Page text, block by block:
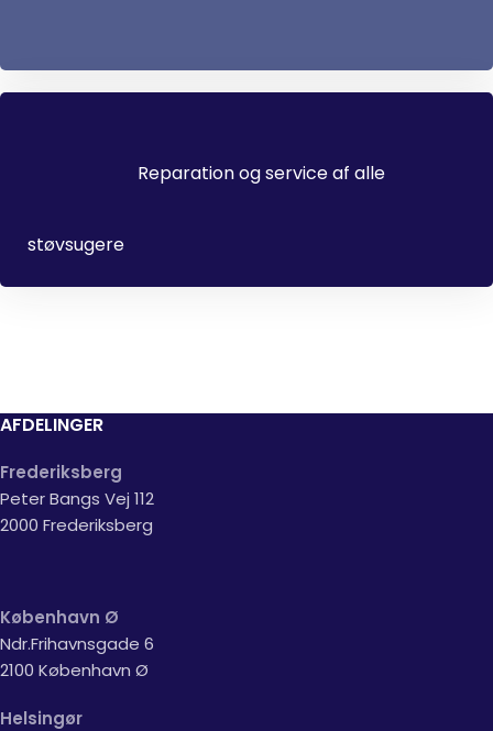
Reparation og service af alle
støvsugere
AFDELINGER
Frederiksberg
Peter Bangs Vej 112
2000 Frederiksberg
København Ø
Ndr.Frihavnsgade 6
2100 København Ø
Helsingør